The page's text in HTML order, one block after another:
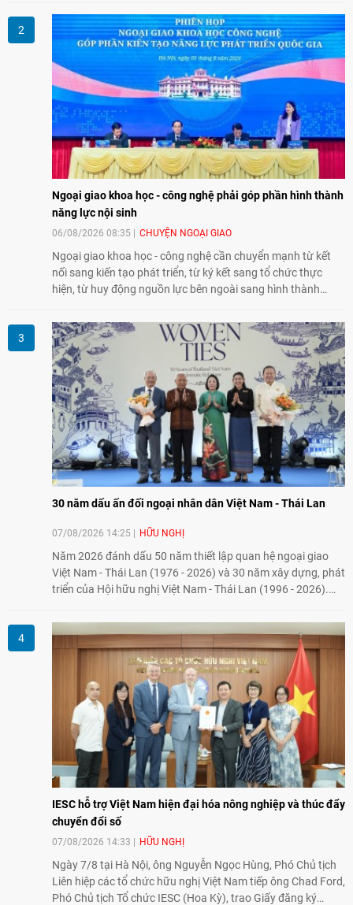
giao lưu nhân dân trong chặng đường nửa thế kỷ quan hệ
song phương.
Ngoại giao khoa học - công nghệ phải góp phần hình thành
năng lực nội sinh
06/08/2026 08:35 CHUYỆN NGOẠI GIAO
Ngoại giao khoa học - công nghệ cần chuyển mạnh từ kết
nối sang kiến tạo phát triển, từ ký kết sang tổ chức thực
hiện, từ huy động nguồn lực bên ngoài sang hình thành
nghệ, đổi mới sáng tạo và chuyển đổi số trở thành động lực
phát triển đất nước.
30 năm dấu ấn đối ngoại nhân dân Việt Nam - Thái Lan
07/08/2026 14:25 HỮU NGHỊ
Năm 2026 đánh dấu 50 năm thiết lập quan hệ ngoại giao
Việt Nam - Thái Lan (1976 - 2026) và 30 năm xây dựng, phát
triển của Hội hữu nghị Việt Nam - Thái Lan (1996 - 2026).
tình hữu nghị, đồng thời từng bước mở rộng hoạt động từ
giao lưu truyền thống sang kết nối địa phương, doanh
nghiệp, giáo dục, văn hóa và thế hệ trẻ, góp phần tăng
cường sự hiểu biết và hợp tác giữa nhân dân hai nước.
IESC hỗ trợ Việt Nam hiện đại hóa nông nghiệp và thúc đẩy
chuyển đổi số
07/08/2026 14:33 HỮU NGHỊ
Ngày 7/8 tại Hà Nội, ông Nguyễn Ngọc Hùng, Phó Chủ tịch
Liên hiệp các tổ chức hữu nghị Việt Nam tiếp ông Chad Ford,
Phó Chủ tịch Tổ chức IESC (Hoa Kỳ), trao Giấy đăng ký